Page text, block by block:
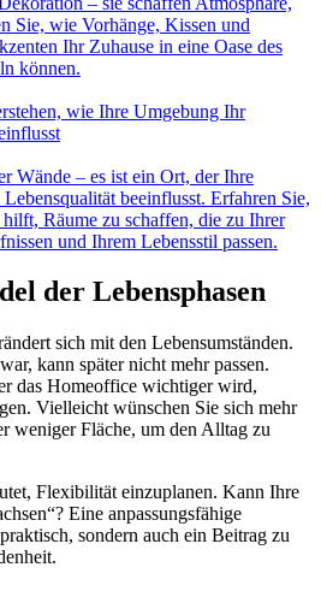
Sie, wie Vorhänge, Kissen und
Ihr Zuhause in eine Oase des
können.
wie Ihre Umgebung Ihr
Wände – es ist ein Ort, der Ihre
beeinflusst. Erfahren Sie,
Räume zu schaffen, die zu Ihrer
und Ihrem Lebensstil passen.
der Lebensphasen
sich mit den Lebensumständen.
kann später nicht mehr passen.
das Homeoffice wichtiger wird,
Vielleicht wünschen Sie sich mehr
weniger Fläche, um den Alltag zu
Flexibilität einzuplanen. Kann Ihre
Eine anpassungsfähige
sondern auch ein Beitrag zu